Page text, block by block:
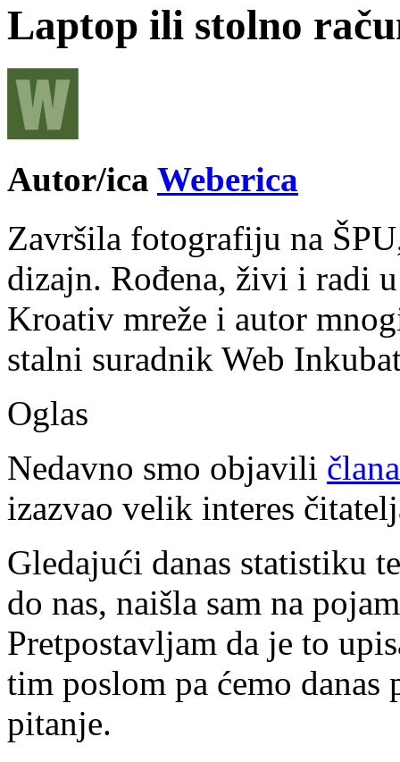
Laptop ili stolno
Autor/ica Weberica
Završila fotografiju na
dizajn. Rođena, živi i radi
Kroativ mreže i autor
stalni suradnik Web
Oglas
Nedavno smo objavili
izazvao velik interes
Gledajući danas statistiku
do nas, naišla sam na
Pretpostavljam da je to
tim poslom pa ćemo
pitanje.